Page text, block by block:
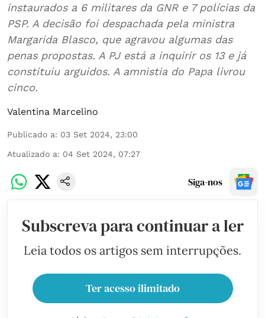
instaurados a 6 militares da GNR e 7 polícias da
PSP. A decisão foi despachada pela ministra
Margarida Blasco, que agravou algumas das
penas propostas. A PJ está a inquirir os 13 e já
constituiu arguidos. A amnistia do Papa livrou
cinco.
Valentina Marcelino
Publicado a: 03 Set 2024, 23:00
Atualizado a: 04 Set 2024, 07:27
Siga-nos
Subscreva para continuar a ler
Leia todos os artigos sem interrupções.
Ter acesso ilimitado